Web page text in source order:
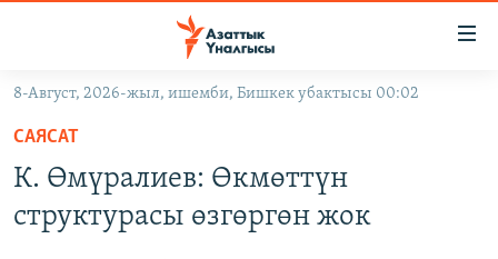
Навигацияга
өтүңүз
Издөөгө
салыңызКЫРГЫЗСТАН
УКРАИНА
8-Август, 2026-жыл, ишемби, Бишкек убактысы 00:02
САЯСАТ
К. Өмүралиев: Өкмөттүн
структурасы өзгөргөн жок